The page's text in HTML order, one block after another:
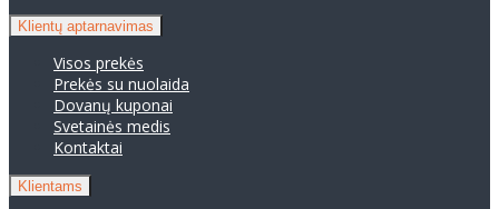
Klientų aptarnavimas
Visos prekės
Prekės su nuolaida
Dovanų kuponai
Svetainės medis
Kontaktai
Klientams